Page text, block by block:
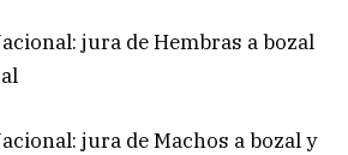
jura de Hembras a bozal
jura de Machos a bozal y